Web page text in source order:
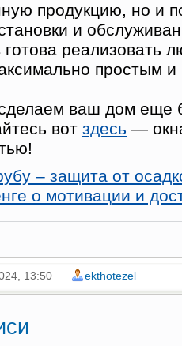
продукцию, но и
и
реализовать
простым
ваш дом еще
вот здесь —
– защита от
о мотивации и
13:50 ekthotezel